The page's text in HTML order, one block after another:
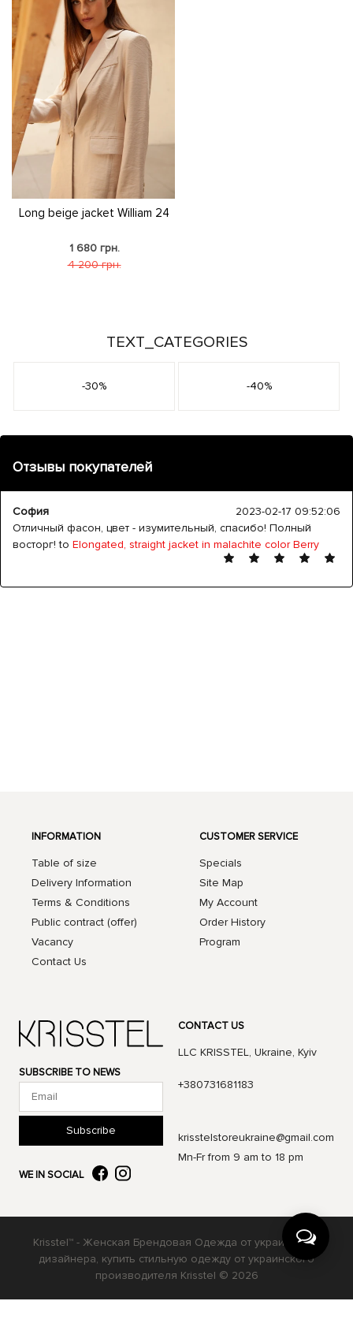
Long beige jacket William 24
1 680 грн.
4 200 грн.
TEXT_CATEGORIES
-30% -40%
Отзывы покупателей
София
2023-02-17 09:52:06
Отличный фасон, цвет - изумительный, спасибо! Полный
восторг! to Elongated, straight jacket in malachite color Berry
SUBSCRIBE TO NEWS
Subscribe
WE IN SOCIAL
INFORMATION
Table of size
Delivery Information
Terms & Conditions
Public contract (offer)
Vacancy
Contact Us
CUSTOMER SERVICE
Specials
Site Map
My Account
Order History
Program
CONTACT US
LLC KRISSTEL, Ukraine, Kyiv
+380731681183
krisstelstoreukraine@gmail.com
Mn-Fr from 9 am to 18 pm
Krisstel™ - Женская Брендовая Одежда от украинского
дизайнера, купить стильную одежду от украинского
производителя Krisstel © 2026